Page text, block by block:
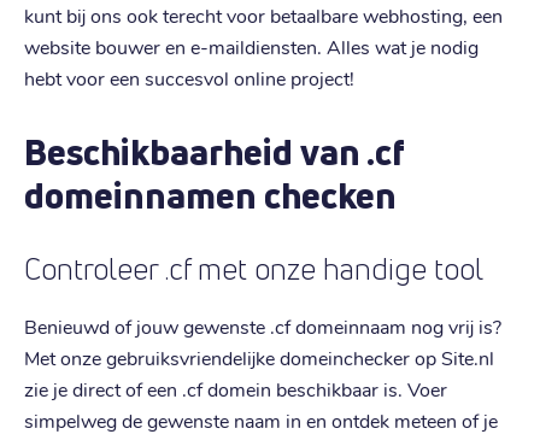
kunt bij ons ook terecht voor betaalbare webhosting, een
website bouwer en e-maildiensten. Alles wat je nodig
hebt voor een succesvol online project!
Beschikbaarheid van .cf
domeinnamen checken
Controleer .cf met onze handige tool
Benieuwd of jouw gewenste .cf domeinnaam nog vrij is?
Met onze gebruiksvriendelijke domeinchecker op Site.nl
zie je direct of een .cf domein beschikbaar is. Voer
simpelweg de gewenste naam in en ontdek meteen of je